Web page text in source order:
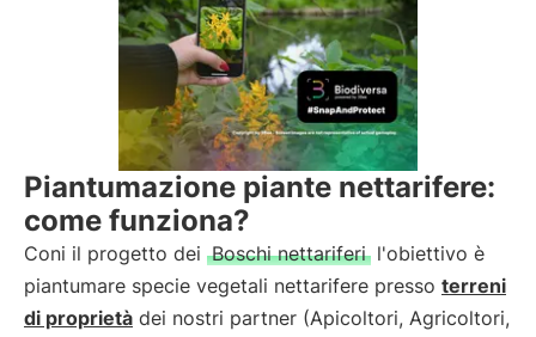
Piantumazione piante nettarifere:
come funziona?
Coni il progetto dei Boschi nettariferi l'obiettivo è
piantumare specie vegetali nettarifere presso terreni
di proprietà dei nostri partner (Apicoltori, Agricoltori,